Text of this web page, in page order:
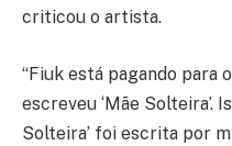
criticou o artista.
“Fiuk está pagando para
escreveu ‘Mãe Solteira’.
Solteira’ foi escrita por